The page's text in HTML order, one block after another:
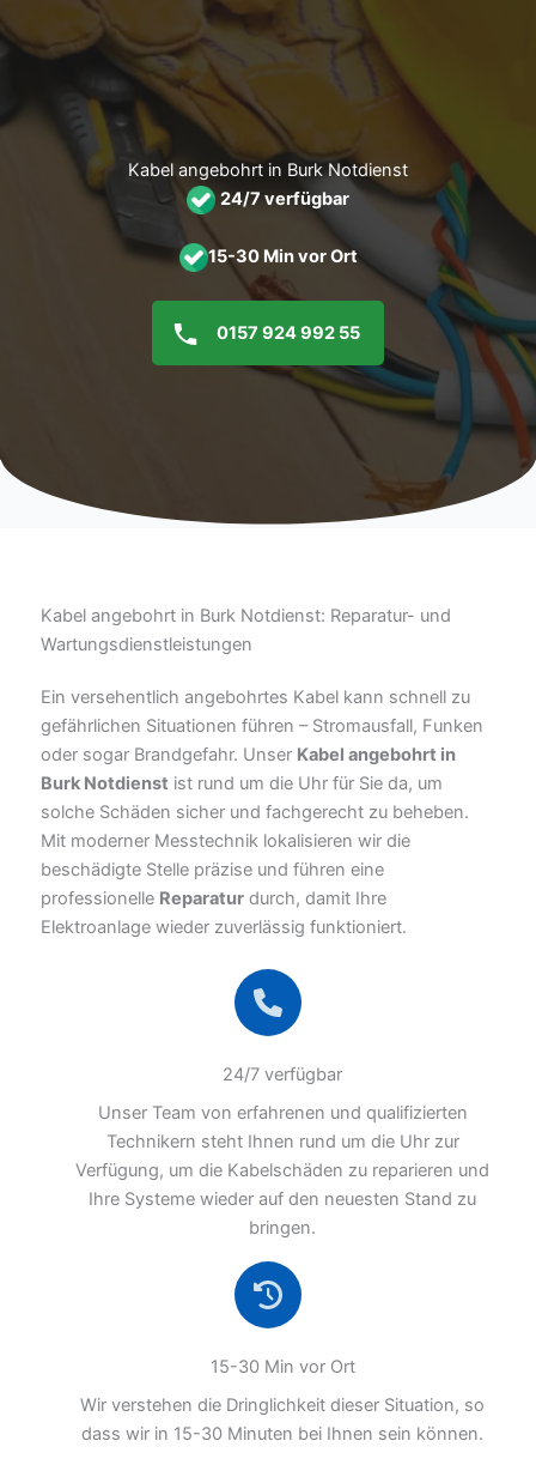
Inhalt
Kabel angebohrt in Burk Notdienst
24/7 verfügbar
15-30 Min vor Ort
0157 924 992 55
Kabel angebohrt in Burk Notdienst: Reparatur- und
Wartungsdienstleistungen
Ein versehentlich angebohrtes Kabel kann schnell zu
gefährlichen Situationen führen – Stromausfall, Funken
oder sogar Brandgefahr. Unser Kabel angebohrt in
Burk Notdienst ist rund um die Uhr für Sie da, um
solche Schäden sicher und fachgerecht zu beheben.
Mit moderner Messtechnik lokalisieren wir die
beschädigte Stelle präzise und führen eine
professionelle Reparatur durch, damit Ihre
Elektroanlage wieder zuverlässig funktioniert.
24/7 verfügbar
Unser Team von erfahrenen und qualifizierten
Technikern steht Ihnen rund um die Uhr zur
Verfügung, um die Kabelschäden zu reparieren und
Ihre Systeme wieder auf den neuesten Stand zu
bringen.
15-30 Min vor Ort
Wir verstehen die Dringlichkeit dieser Situation, so
dass wir in 15-30 Minuten bei Ihnen sein können.